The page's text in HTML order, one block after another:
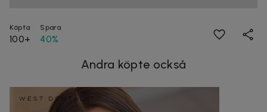
Köpta
100+
Spara
40%
Andra köpte också